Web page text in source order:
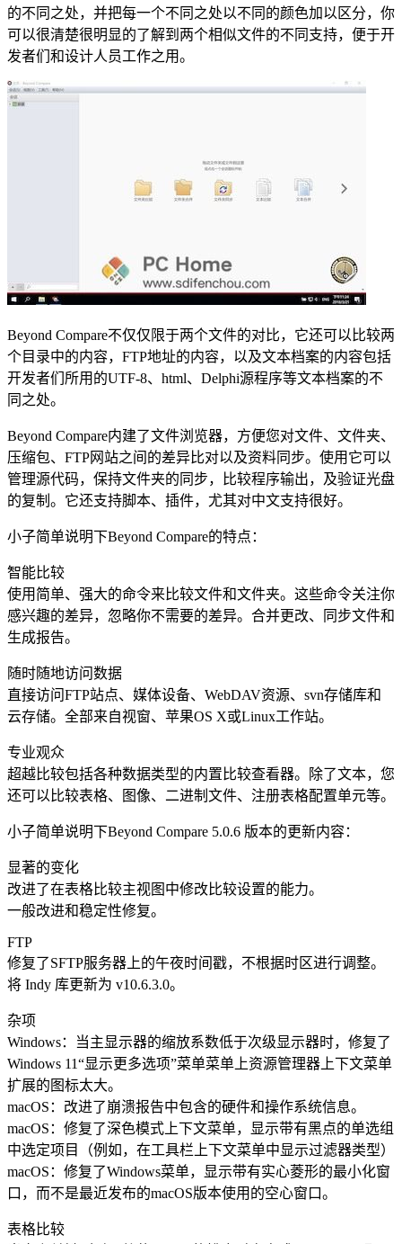
的不同之处，并把每一个不同之处以不同的颜色加以区分，你
可以很清楚很明显的了解到两个相似文件的不同支持，便于开
发者们和设计人员工作之用。
Beyond Compare不仅仅限于两个文件的对比，它还可以比较两
个目录中的内容，FTP地址的内容，以及文本档案的内容包括
开发者们所用的UTF-8、html、Delphi源程序等文本档案的不
同之处。
Beyond Compare内建了文件浏览器，方便您对文件、文件夹、
压缩包、FTP网站之间的差异比对以及资料同步。使用它可以
管理源代码，保持文件夹的同步，比较程序输出，及验证光盘
的复制。它还支持脚本、插件，尤其对中文支持很好。
小子简单说明下Beyond Compare的特点：
智能比较
使用简单、强大的命令来比较文件和文件夹。这些命令关注你
感兴趣的差异，忽略你不需要的差异。合并更改、同步文件和
生成报告。
随时随地访问数据
直接访问FTP站点、媒体设备、WebDAV资源、svn存储库和
云存储。全部来自视窗、苹果OS X或Linux工作站。
专业观众
超越比较包括各种数据类型的内置比较查看器。除了文本，您
还可以比较表格、图像、二进制文件、注册表格配置单元等。
小子简单说明下Beyond Compare 5.0.6 版本的更新内容：
显著的变化
改进了在表格比较主视图中修改比较设置的能力。
一般改进和稳定性修复。
FTP
修复了SFTP服务器上的午夜时间戳，不根据时区进行调整。
将 Indy 库更新为 v10.6.3.0。
杂项
Windows：当主显示器的缩放系数低于次级显示器时，修复了
Windows 11“显示更多选项”菜单菜单上资源管理器上下文菜单
扩展的图标太大。
macOS：改进了崩溃报告中包含的硬件和操作系统信息。
macOS：修复了深色模式上下文菜单，显示带有黑点的单选组
中选定项目（例如，在工具栏上下文菜单中显示过滤器类型）
macOS：修复了Windows菜单，显示带有实心菱形的最小化窗
口，而不是最近发布的macOS版本使用的空心窗口。
表格比较